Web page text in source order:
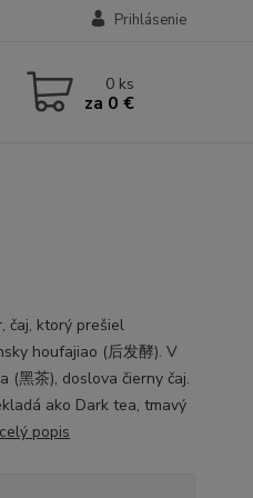
Prihlásenie
0 ks
za 0 €
čaj, ktorý prešiel
houfajiao (后发酵). V
(黑茶), doslova čierny čaj.
ako Dark tea, tmavý
celý popis